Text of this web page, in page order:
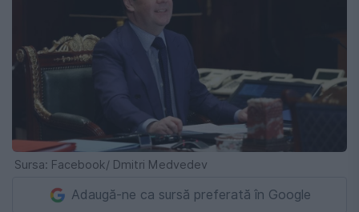
Sursa: Facebook/ Dmitri Medvedev
Adaugă-ne ca sursă preferată în Google